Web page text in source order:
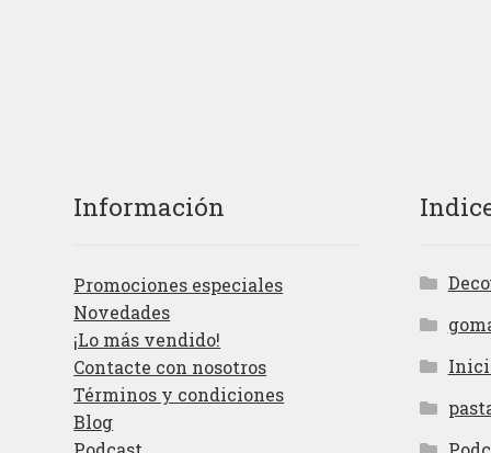
Información
Promociones especiales
Novedades
¡Lo más vendido!
Contacte con nosotros
Términos y condiciones
Blog